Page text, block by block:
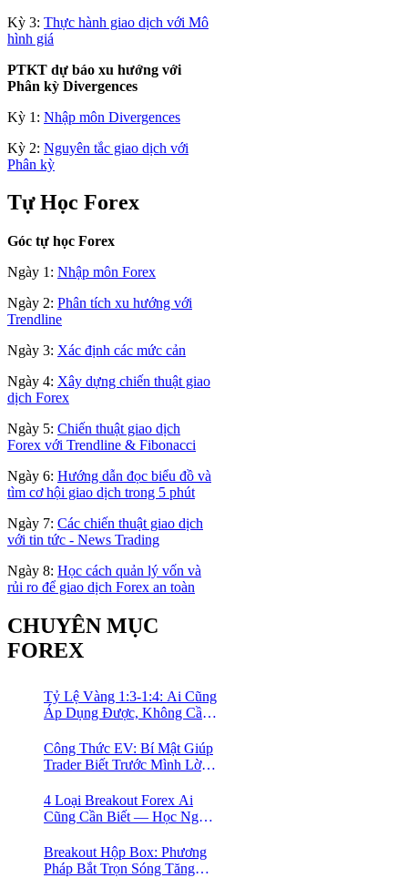
Kỳ 3: Thực hành giao dịch với Mô
hình giá
PTKT dự báo xu hướng với
Phân kỳ Divergences
Kỳ 1: Nhập môn Divergences
Kỳ 2: Nguyên tắc giao dịch với
Phân kỳ
Tự Học Forex
Góc tự học Forex
Ngày 1: Nhập môn Forex
Ngày 2: Phân tích xu hướng với
Trendline
Ngày 3: Xác định các mức cản
Ngày 4: Xây dựng chiến thuật giao
dịch Forex
Ngày 5: Chiến thuật giao dịch
Forex với Trendline & Fibonacci
Ngày 6: Hướng dẫn đọc biểu đồ và
tìm cơ hội giao dịch trong 5 phút
Ngày 7: Các chiến thuật giao dịch
với tin tức - News Trading
Ngày 8: Học cách quản lý vốn và
rủi ro để giao dịch Forex an toàn
CHUYÊN MỤC
FOREX
Tỷ Lệ Vàng 1:3-1:4: Ai Cũng
Áp Dụng Được, Không Cần
Công Thức EV: Bí Mật Giúp
Trader Biết Trước Mình Lời
4 Loại Breakout Forex Ai
Cũng Cần Biết — Học Ngay
Trader Nhàn Mà Vẫn Ăn
Tiền
Breakout Hộp Box: Phương
Pháp Bắt Trọn Sóng Tăng